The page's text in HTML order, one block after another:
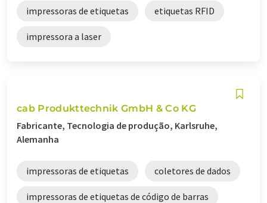
impressoras de etiquetas etiquetas RFID
impressora a laser
cab Produkttechnik GmbH & Co KG
Fabricante, Tecnologia de produção, Karlsruhe,
Alemanha
impressoras de etiquetas coletores de dados
impressoras de etiquetas de código de barras